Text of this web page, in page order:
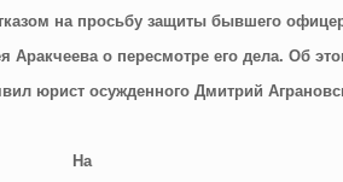
на просьбу защиты бывшего
Аракчеева о пересмотре его дела. Об
юрист осужденного Дмитрий
На